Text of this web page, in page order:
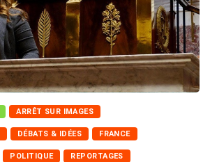
ARRÊT SUR IMAGES
DÉBATS & IDÉES FRANCE
POLITIQUE REPORTAGES